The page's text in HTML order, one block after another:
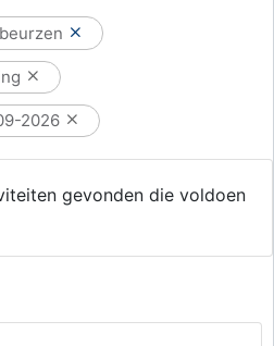
2026
gevonden die voldoen